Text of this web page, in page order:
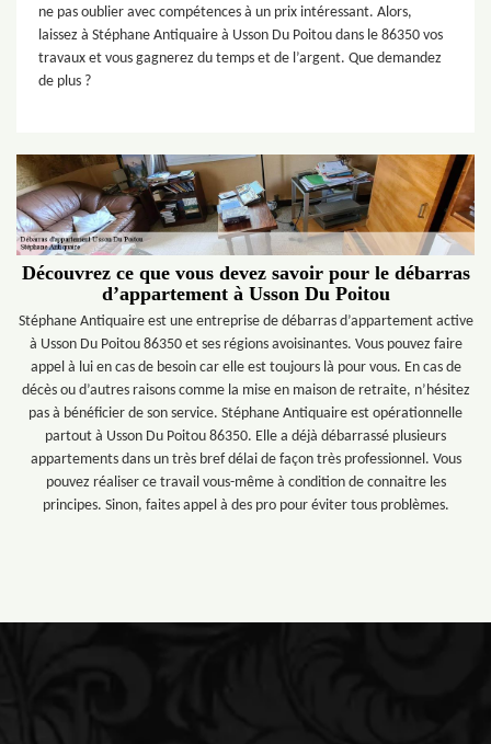
ne pas oublier avec compétences à un prix intéressant. Alors,
laissez à Stéphane Antiquaire à Usson Du Poitou dans le 86350 vos
travaux et vous gagnerez du temps et de l’argent. Que demandez
de plus ?
Découvrez ce que vous devez savoir pour le débarras
d’appartement à Usson Du Poitou
Stéphane Antiquaire est une entreprise de débarras d’appartement active
à Usson Du Poitou 86350 et ses régions avoisinantes. Vous pouvez faire
appel à lui en cas de besoin car elle est toujours là pour vous. En cas de
décès ou d’autres raisons comme la mise en maison de retraite, n’hésitez
pas à bénéficier de son service. Stéphane Antiquaire est opérationnelle
partout à Usson Du Poitou 86350. Elle a déjà débarrassé plusieurs
appartements dans un très bref délai de façon très professionnel. Vous
pouvez réaliser ce travail vous-même à condition de connaitre les
principes. Sinon, faites appel à des pro pour éviter tous problèmes.